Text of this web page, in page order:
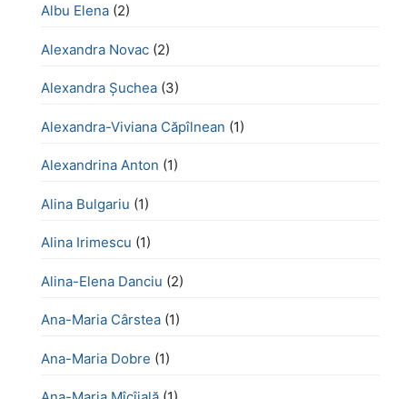
Albu Elena (2)
Alexandra Novac (2)
Alexandra Șuchea (3)
Alexandra-Viviana Căpîlnean (1)
Alexandrina Anton (1)
Alina Bulgariu (1)
Alina Irimescu (1)
Alina-Elena Danciu (2)
Ana-Maria Cârstea (1)
Ana-Maria Dobre (1)